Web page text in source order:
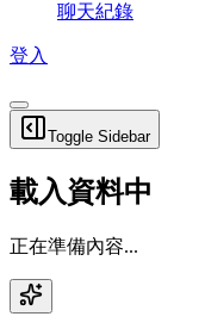
聊天紀錄
登入
Toggle Sidebar
載入資料中
正在準備內容...